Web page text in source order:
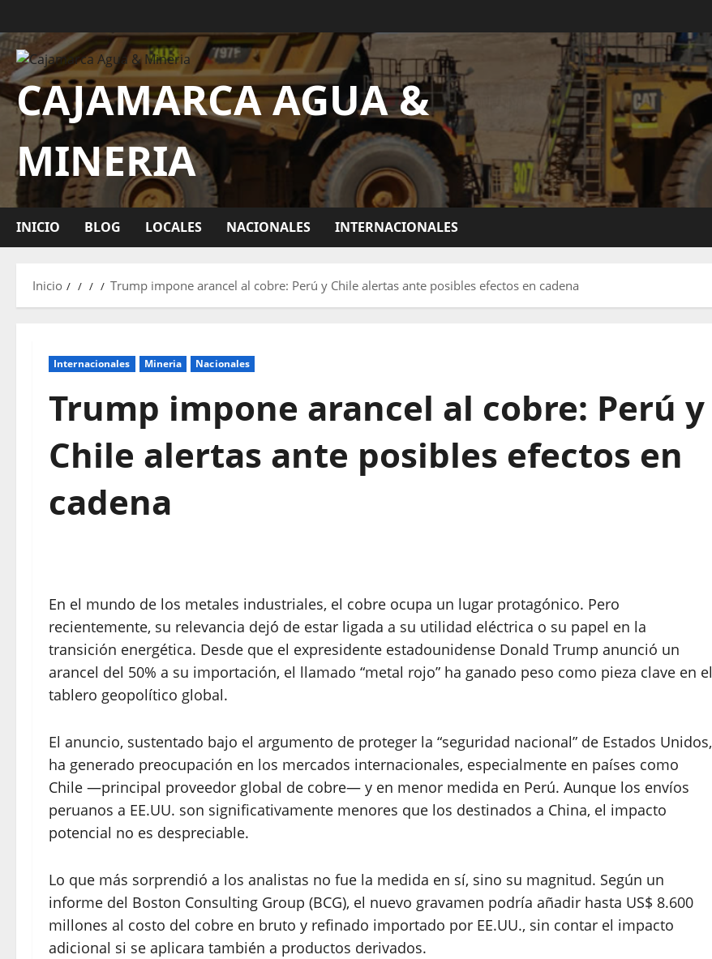
CAJAMARCA AGUA &
MINERIA
INICIO BLOG LOCALES NACIONALES INTERNACIONALES
Inicio Trump impone arancel al cobre: Perú y Chile alertas ante posibles efectos en cadena
Internacionales Mineria Nacionales
Trump impone arancel al cobre: Perú y
Chile alertas ante posibles efectos en
cadena
En el mundo de los metales industriales, el cobre ocupa un lugar protagónico. Pero
recientemente, su relevancia dejó de estar ligada a su utilidad eléctrica o su papel en la
transición energética. Desde que el expresidente estadounidense Donald Trump anunció un
arancel del 50% a su importación, el llamado “metal rojo” ha ganado peso como pieza clave en el
tablero geopolítico global.
El anuncio, sustentado bajo el argumento de proteger la “seguridad nacional” de Estados Unidos,
ha generado preocupación en los mercados internacionales, especialmente en países como
Chile —principal proveedor global de cobre— y en menor medida en Perú. Aunque los envíos
peruanos a EE.UU. son significativamente menores que los destinados a China, el impacto
potencial no es despreciable.
Lo que más sorprendió a los analistas no fue la medida en sí, sino su magnitud. Según un
informe del Boston Consulting Group (BCG), el nuevo gravamen podría añadir hasta US$ 8.600
millones al costo del cobre en bruto y refinado importado por EE.UU., sin contar el impacto
adicional si se aplicara también a productos derivados.